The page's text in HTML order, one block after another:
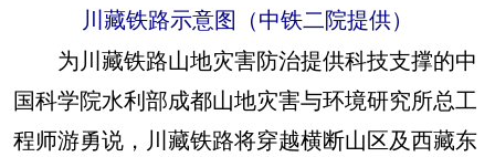
川藏铁路示意图（中铁二院提供）
为川藏铁路山地灾害防治提供科技支撑的中
国科学院水利部成都山地灾害与环境研究所总工
程师游勇说，川藏铁路将穿越横断山区及西藏东